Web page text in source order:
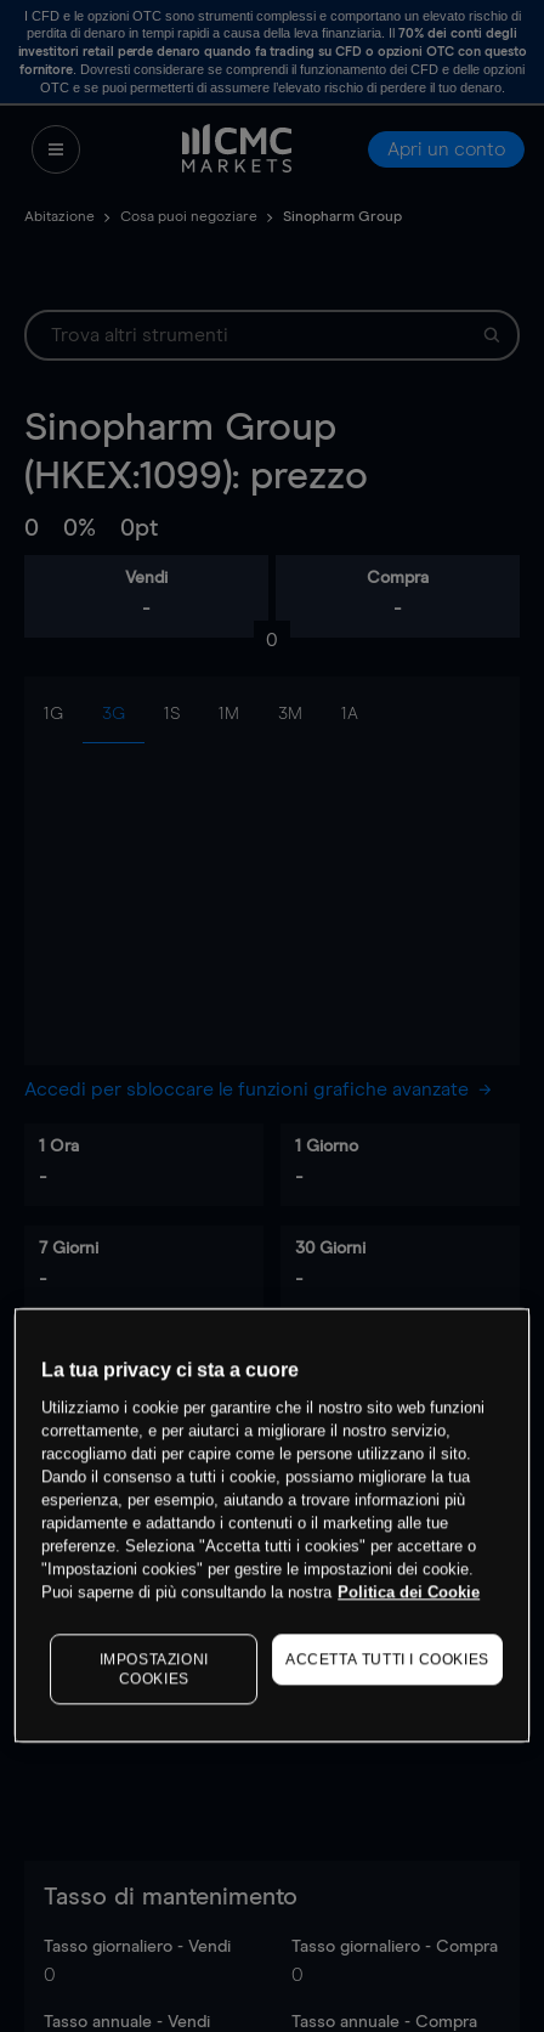
I CFD e le opzioni OTC sono strumenti complessi e comportano un elevato rischio di
perdita di denaro in tempi rapidi a causa della leva finanziaria. Il70% dei conti degli
investitori retail perde denaro quando fa trading su CFD o opzioni OTC con questo
fornitore . Dovresti considerare se comprendi il funzionamento dei CFD e delle opzioni
OTC e se puoi permetterti di assumere l’elevato rischio di perdere il tuo denaro.
Apri un conto
Abitazione Cosa puoi negoziare Sinopharm Group
Sinopharm Group
(HKEX:1099): prezzo
0 0% 0pt
Vendi
-
Compra
-
0
1G 3G 1S 1M 3M 1A
Accedi per sbloccare le funzioni grafiche avanzate
1 Ora
-
1 Giorno
-
7 Giorni
-
30 Giorni
-
0 % dei clienti hanno posizioni
questo prodotto
Fai trading
I prezzi sono solo indicativi. Accediper vedere gli ultimi
dati di mercato
to see latest market data
Tasso di mantenimento
Tasso giornaliero - Vendi
0
Tasso giornaliero - Compra
0
Tasso annuale - Vendi Tasso annuale - Compra
La tua privacy ci sta a cuore
Utilizziamo i cookie per garantire che il nostro sito web funzioni
correttamente, e per aiutarci a migliorare il nostro servizio,
raccogliamo dati per capire come le persone utilizzano il sito.
Dando il consenso a tutti i cookie, possiamo migliorare la tua
esperienza, per esempio, aiutando a trovare informazioni più
rapidamente e adattando i contenuti o il marketing alle tue
preferenze. Seleziona "Accetta tutti i cookies" per accettare o
"Impostazioni cookies" per gestire le impostazioni dei cookie.
Puoi saperne di più consultando la nostra Politica dei Cookie
IMPOSTAZIONI
COOKIES
ACCETTA TUTTI I COOKIES